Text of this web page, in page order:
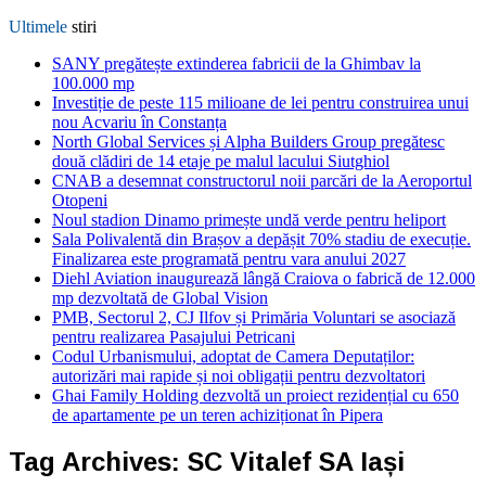
Ultimele stiri
SANY pregătește extinderea fabricii de la Ghimbav la
100.000 mp
Investiție de peste 115 milioane de lei pentru construirea unui
nou Acvariu în Constanța
North Global Services și Alpha Builders Group pregătesc
două clădiri de 14 etaje pe malul lacului Siutghiol
CNAB a desemnat constructorul noii parcări de la Aeroportul
Otopeni
Noul stadion Dinamo primește undă verde pentru heliport
Sala Polivalentă din Brașov a depășit 70% stadiu de execuție.
Finalizarea este programată pentru vara anului 2027
Diehl Aviation inaugurează lângă Craiova o fabrică de 12.000
mp dezvoltată de Global Vision
PMB, Sectorul 2, CJ Ilfov și Primăria Voluntari se asociază
pentru realizarea Pasajului Petricani
Codul Urbanismului, adoptat de Camera Deputaților:
autorizări mai rapide și noi obligații pentru dezvoltatori
Ghai Family Holding dezvoltă un proiect rezidențial cu 650
de apartamente pe un teren achiziționat în Pipera
Tag Archives: SC Vitalef SA Iași